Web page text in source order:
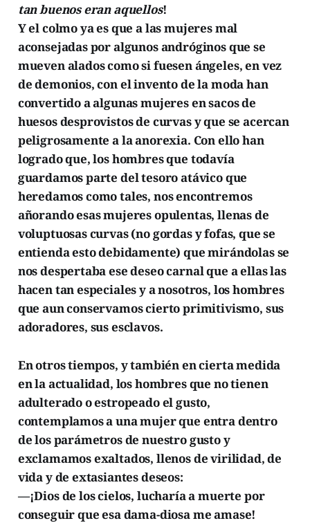
tan buenos eran aquellos!
Y el colmo ya es que a las mujeres mal
aconsejadas por algunos andróginos que se
mueven alados como si fuesen ángeles, en vez
de demonios, con el invento de la moda han
convertido a algunas mujeres en sacos de
huesos desprovistos de curvas y que se acercan
peligrosamente a la anorexia. Con ello han
logrado que, los hombres que todavía
guardamos parte del tesoro atávico que
heredamos como tales, nos encontremos
añorando esas mujeres opulentas, llenas de
voluptuosas curvas (no gordas y fofas, que se
entienda esto debidamente) que mirándolas se
nos despertaba ese deseo carnal que a ellas las
hacen tan especiales y a nosotros, los hombres
que aun conservamos cierto primitivismo, sus
adoradores, sus esclavos.
En otros tiempos, y también en cierta medida
en la actualidad, los hombres que no tienen
adulterado o estropeado el gusto,
contemplamos a una mujer que entra dentro
de los parámetros de nuestro gusto y
exclamamos exaltados, llenos de virilidad, de
vida y de extasiantes deseos:
—¡Dios de los cielos, lucharía a muerte por
conseguir que esa dama-diosa me amase!